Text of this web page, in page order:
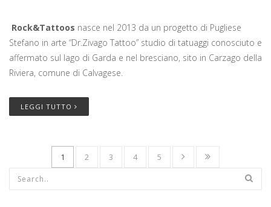
Rock&Tattoos nasce nel 2013 da un progetto di Pugliese
Stefano in arte “Dr.Zivago Tattoo” studio di tatuaggi conosciuto e
affermato sul lago di Garda e nel bresciano, sito in Carzago della
Riviera, comune di Calvagese.
LEGGI TUTTO
1 2 3 4 5
Form di ricerca